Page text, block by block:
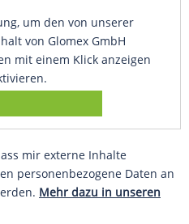
um den von unserer
von Glomex GmbH
mit einem Klick anzeigen
mir externe Inhalte
personenbezogene Daten an
Mehr dazu in unseren